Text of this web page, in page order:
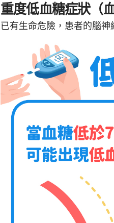
重度低血糖症狀（
已有生命危險，患者的腦神